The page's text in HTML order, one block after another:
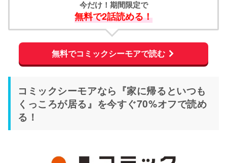
今だけ！期間限定で
無料で2話読める！
無料でコミックシーモアで読む
コミックシーモアなら『家に帰るといつも
くっころが居る』を今すぐ70%オフで読め
る！